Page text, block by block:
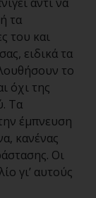
τα
του και
ειδικά τα
το
όχι της
Τα
έμπνευση
κανένας
Οι
γι’ αυτούς